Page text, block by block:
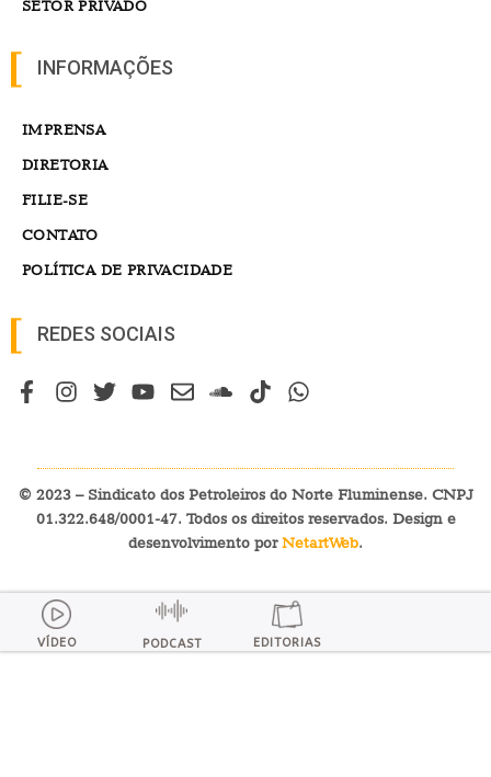
SETOR PRIVADO
INFORMAÇÕES
IMPRENSA
DIRETORIA
FILIE-SE
CONTATO
POLÍTICA DE PRIVACIDADE
REDES SOCIAIS
© 2023 – Sindicato dos Petroleiros do Norte Fluminense. CNPJ
01.322.648/0001-47. Todos os direitos reservados. Design e
desenvolvimento porNetartWeb.
VÍDEO PODCAST EDITORIAS